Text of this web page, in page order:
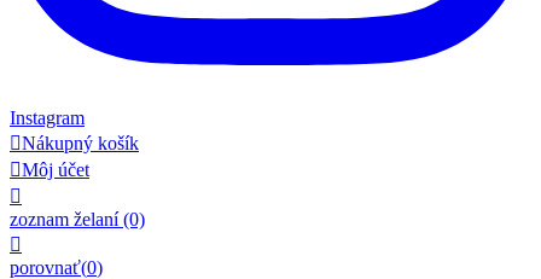
Instagram
Nákupný košík
Môj účet

zoznam želaní (0)

porovnať(0)